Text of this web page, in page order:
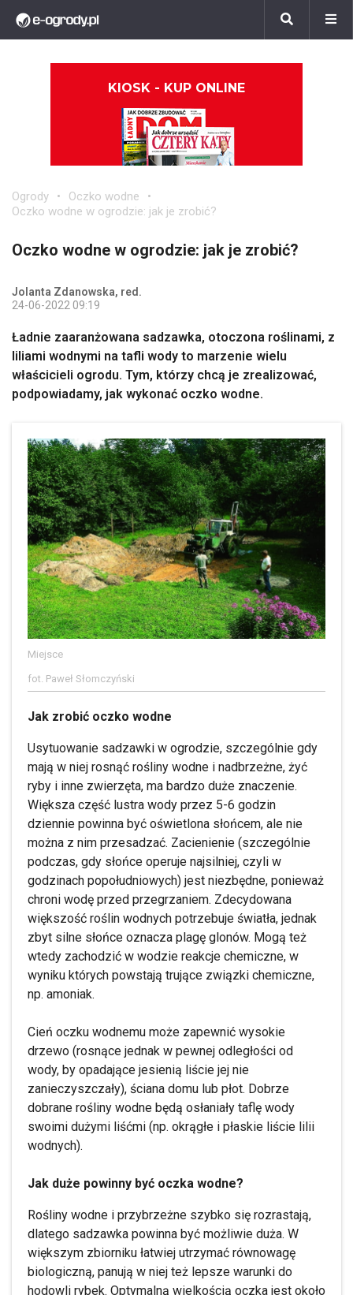
KIOSK - KUP ONLINE
Ogrody
Oczko wodne
Oczko wodne w ogrodzie: jak je zrobić?
Oczko wodne w ogrodzie: jak je zrobić?
Jolanta Zdanowska, red.
24-06-2022 09:19
Ładnie zaaranżowana sadzawka, otoczona roślinami, z
liliami wodnymi na tafli wody to marzenie wielu
właścicieli ogrodu. Tym, którzy chcą je zrealizować,
podpowiadamy, jak wykonać oczko wodne.
Miejsce
fot. Paweł Słomczyński
Jak zrobić oczko wodne
Usytuowanie sadzawki w ogrodzie, szczególnie gdy
mają w niej rosnąć rośliny wodne i nadbrzeżne, żyć
ryby i inne zwierzęta, ma bardzo duże znaczenie.
Większa część lustra wody przez 5-6 godzin
dziennie powinna być oświetlona słońcem, ale nie
można z nim przesadzać. Zacienienie (szczególnie
podczas, gdy słońce operuje najsilniej, czyli w
godzinach popołudniowych) jest niezbędne, ponieważ
chroni wodę przed przegrzaniem. Zdecydowana
większość roślin wodnych potrzebuje światła, jednak
zbyt silne słońce oznacza plagę glonów. Mogą też
wtedy zachodzić w wodzie reakcje chemiczne, w
wyniku których powstają trujące związki chemiczne,
np. amoniak.
Cień oczku wodnemu może zapewnić wysokie
drzewo (rosnące jednak w pewnej odległości od
wody, by opadające jesienią liście jej nie
zanieczyszczały), ściana domu lub płot. Dobrze
dobrane rośliny wodne będą osłaniały taflę wody
swoimi dużymi liśćmi (np. okrągłe i płaskie liście lilii
wodnych).
Jak duże powinny być oczka wodne?
Rośliny wodne i przybrzeżne szybko się rozrastają,
dlatego sadzawka powinna być możliwie duża. W
większym zbiorniku łatwiej utrzymać równowagę
biologiczną, panują w niej też lepsze warunki do
hodowli rybek. Optymalną wielkością oczka jest około